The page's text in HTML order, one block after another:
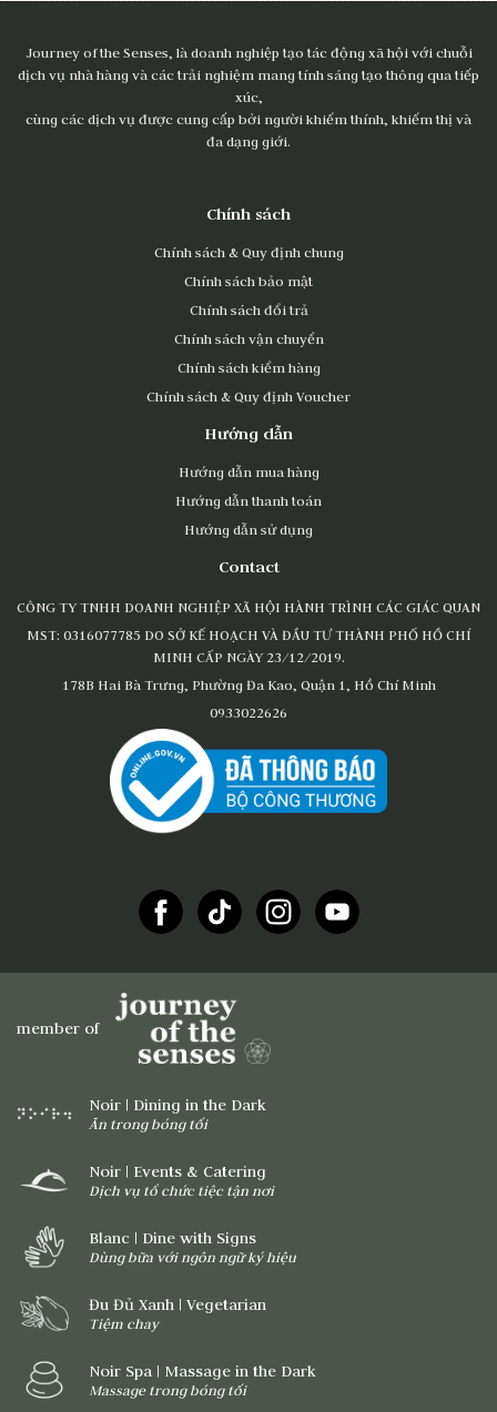
Journey of the Senses, là doanh nghiệp tạo tác động xã hội với chuỗi
dịch vụ nhà hàng và các trải nghiệm mang tính sáng tạo thông qua tiếp
xúc,
cùng các dịch vụ được cung cấp bởi người khiếm thính, khiếm thị và
đa dạng giới.
Chính sách
Chính sách & Quy định chung
Chính sách bảo mật
Chính sách đổi trả
Chính sách vận chuyển
Chính sách kiểm hàng
Chính sách & Quy định Voucher
Hướng dẫn
Hướng dẫn mua hàng
Hướng dẫn thanh toán
Hướng dẫn sử dụng
Contact
CÔNG TY TNHH DOANH NGHIỆP XÃ HỘI HÀNH TRÌNH CÁC GIÁC QUAN
MST: 0316077785 DO SỞ KẾ HOẠCH VÀ ĐẦU TƯ THÀNH PHỐ HỒ CHÍ
MINH CẤP NGÀY 23/12/2019.
178B Hai Bà Trưng, Phường Đa Kao, Quận 1, Hồ Chí Minh
0933022626
member of
Noir | Dining in the Dark
Ăn trong bóng tối
Noir | Events & Catering
Dịch vụ tổ chức tiệc tận nơi
Blanc | Dine with Signs
Dùng bữa với ngôn ngữ ký hiệu
Đu Đủ Xanh | Vegetarian
Tiệm chay
Noir Spa | Massage in the Dark
Massage trong bóng tối